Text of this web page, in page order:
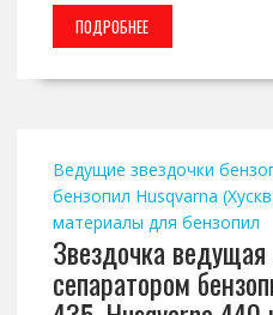
ПОДРОБНЕЕ
Ведущие звездочки
бензопил Husqvarna
материалы для бензопил
Звездочка
сепаратором